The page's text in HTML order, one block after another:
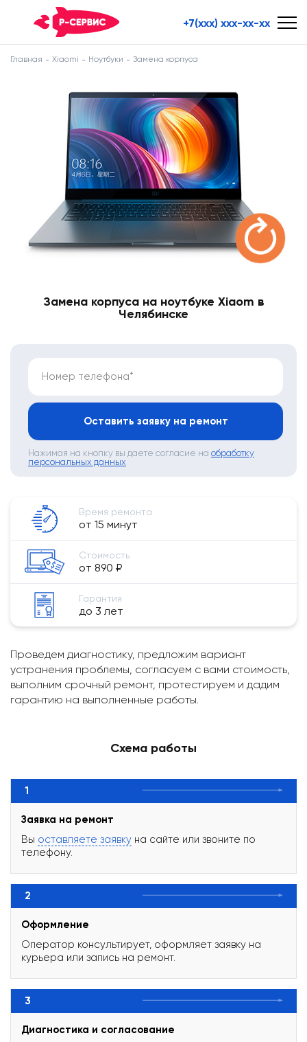
+7(xxx) xxx-xx-xx
Главная Xiaomi Ноутбуки Замена корпуса
Замена корпуса на ноутбуке Xiaom в
Челябинске
Номер телефона*
Оставить заявку на ремонт
Нажимая на кнопку вы даете согласие на обработку
персональных данных
Время ремонта
от 15 минут
Стоимость
от 890 ₽
Гарантия
до 3 лет
Проведем диагностику, предложим вариант
устранения проблемы, согласуем с вами стоимость,
выполним срочный ремонт, протестируем и дадим
гарантию на выполненные работы.
Схема работы
1
Заявка на ремонт
Вы оставляете заявку на сайте или звоните по
телефону.
2
Оформление
Оператор консультирует, оформляет заявку на
курьера или запись на ремонт.
3
Диагностика и согласование